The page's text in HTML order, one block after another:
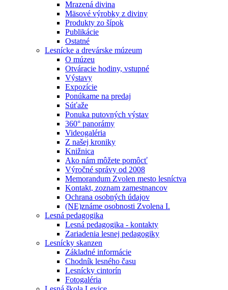
Mrazená divina
Mäsové výrobky z diviny
Produkty zo šípok
Publikácie
Ostatné
Lesnícke a drevárske múzeum
O múzeu
Otváracie hodiny, vstupné
Výstavy
Expozície
Ponúkame na predaj
Súťaže
Ponuka putovných výstav
360° panorámy
Videogaléria
Z našej kroniky
Knižnica
Ako nám môžete pomôcť
Výročné správy od 2008
Memorandum Zvolen mesto lesníctva
Kontakt, zoznam zamestnancov
Ochrana osobných údajov
(NE)známe osobnosti Zvolena I.
Lesná pedagogika
Lesná pedagogika - kontakty
Zariadenia lesnej pedagogiky
Lesnícky skanzen
Základné informácie
Chodník lesného času
Lesnícky cintorín
Fotogaléria